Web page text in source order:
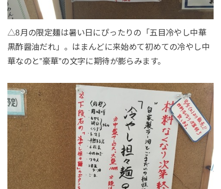
△8月の限定麺は暑い日にぴったりの「五目冷やし中華
黒酢醤油だれ」。はまんどに来始めて初めての冷やし中
華なのと”豪華”の文字に期待が膨らみます。